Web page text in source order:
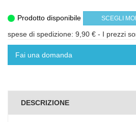
Prodotto disponibile SCEGLI
spese di spedizione: 9,90 € - I prezzi
Fai una domanda
DESCRIZIONE